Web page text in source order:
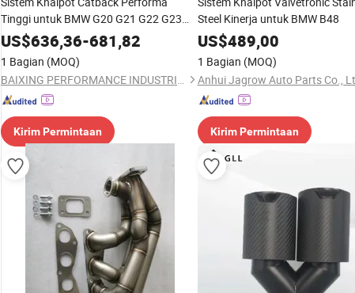
Tinggi untuk BMW G20 G21 G22 G23
G26 325I 330I
US$636,36-681,82
1 Bagian (MOQ)
BAIXING PERFORMANCE INDUSTRIES LTD.
Kirim Permintaan
Steel Kinerja untuk BMW B48
US$489,00
1 Bagian (MOQ)
Anhui Jagrow Auto Parts Co.,
Kirim Permintaan